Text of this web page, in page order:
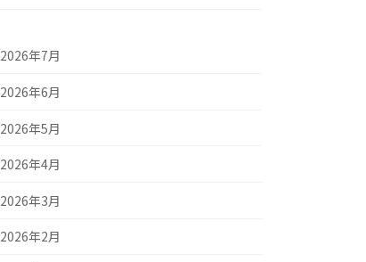
2026年7月
2026年6月
2026年5月
2026年4月
2026年3月
2026年2月